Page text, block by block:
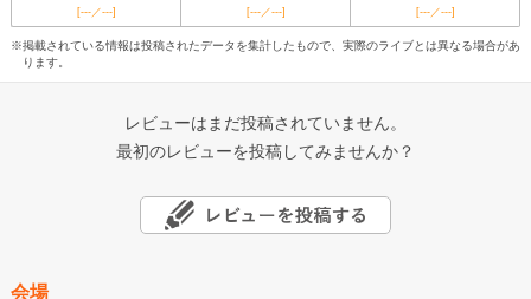
[---／---] [---／---] [---／---]
※掲載されている情報は投稿されたデータを集計したもので、実際のライブとは異なる場合があ
ります。
レビューはまだ投稿されていません。
最初のレビューを投稿してみませんか？
会場